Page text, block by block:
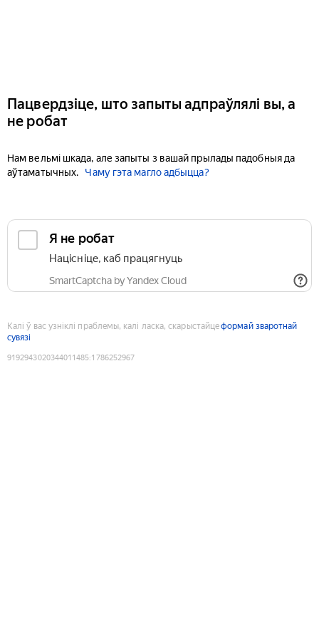
Пацвердзіце, што запыты адпраўлялі вы, а
не робат
Нам вельмі шкада, але запыты з вашай прылады падобныя да
аўтаматычных.
Чаму гэта магло адбыцца?
Я не робат
Націсніце, каб працягнуць
SmartCaptcha by Yandex Cloud
Калі ў вас узніклі праблемы, калі ласка, скарыстайцеформай зваротнай
сувязі
9192943020344011485:1786252967